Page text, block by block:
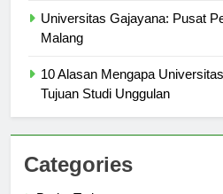
Universitas Gajayana: Pusat
10 Alasan Mengapa
Categories